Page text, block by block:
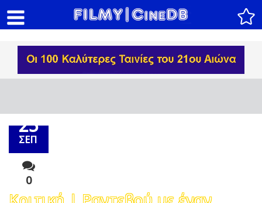
25
ΣΕΠ
0